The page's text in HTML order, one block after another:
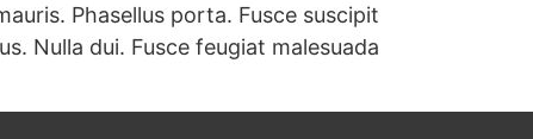
Phasellus porta. Fusce suscipit
Nulla dui. Fusce feugiat malesuada